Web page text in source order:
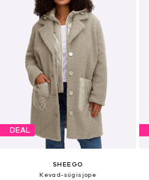
DEAL
SHEEGO
Kevad-sügisjope